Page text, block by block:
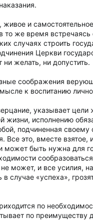
и
же время
случаях строить
Церкви
желать, ни допустить.
соображения
к воспитанию
указывает цели
исполнению
подчиненная
это, вместе взятое,
может быть нужна для
может, и все усилия,
«успеха»,
по
по